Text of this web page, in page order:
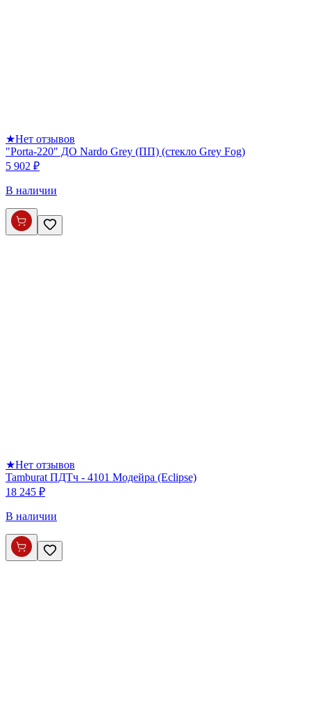
★Нет отзывов
"Porta-220" ДО Nardo Grey (ПП) (стекло Grey Fog)
5 902 ₽
В наличии
★Нет отзывов
Tamburat ПДТч - 4101 Модейра (Eclipse)
18 245 ₽
В наличии